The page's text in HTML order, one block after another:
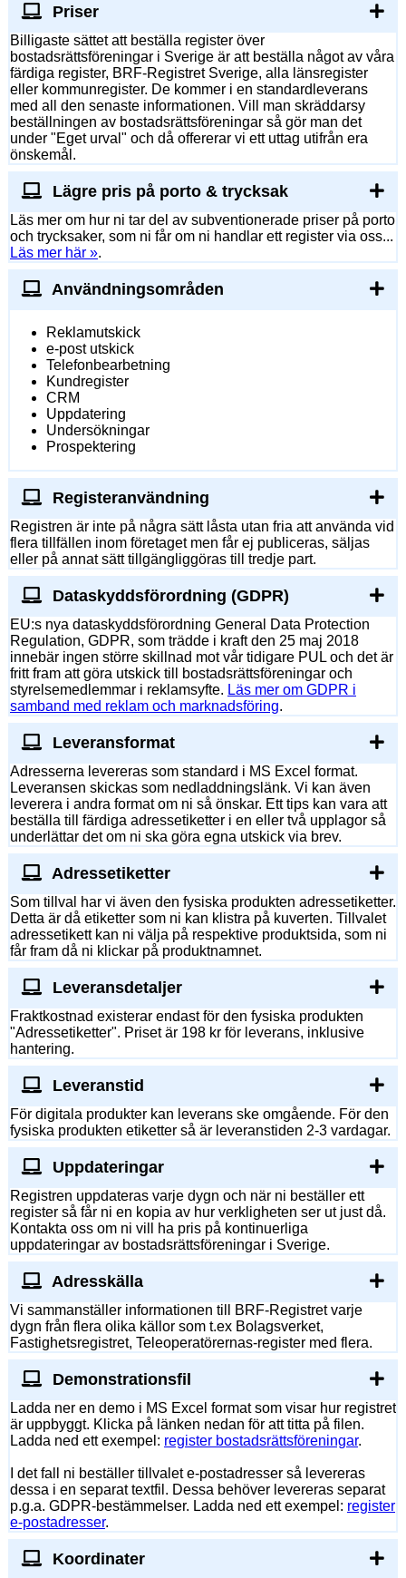
Priser
Billigaste sättet att beställa register över
bostadsrättsföreningar i Sverige är att beställa något av våra
färdiga register, BRF-Registret Sverige, alla länsregister
eller kommunregister. De kommer i en standardleverans
med all den senaste informationen. Vill man skräddarsy
beställningen av bostadsrättsföreningar så gör man det
under "Eget urval" och då offererar vi ett uttag utifrån era
önskemål.
Lägre pris på porto & trycksak
Läs mer om hur ni tar del av subventionerade priser på porto
och trycksaker, som ni får om ni handlar ett register via oss...
Läs mer här ».
Användningsområden
Reklamutskick
e-post utskick
Telefonbearbetning
Kundregister
CRM
Uppdatering
Undersökningar
Prospektering
Registeranvändning
Registren är inte på några sätt låsta utan fria att använda vid
flera tillfällen inom företaget men får ej publiceras, säljas
eller på annat sätt tillgängliggöras till tredje part.
Dataskyddsförordning (GDPR)
EU:s nya dataskyddsförordning General Data Protection
Regulation, GDPR, som trädde i kraft den 25 maj 2018
innebär ingen större skillnad mot vår tidigare PUL och det är
fritt fram att göra utskick till bostadsrättsföreningar och
styrelsemedlemmar i reklamsyfte. Läs mer om GDPR i
samband med reklam och marknadsföring.
Leveransformat
Adresserna levereras som standard i MS Excel format.
Leveransen skickas som nedladdningslänk. Vi kan även
leverera i andra format om ni så önskar. Ett tips kan vara att
beställa till färdiga adressetiketter i en eller två upplagor så
underlättar det om ni ska göra egna utskick via brev.
Adressetiketter
Som tillval har vi även den fysiska produkten adressetiketter.
Detta är då etiketter som ni kan klistra på kuverten. Tillvalet
adressetikett kan ni välja på respektive produktsida, som ni
får fram då ni klickar på produktnamnet.
Leveransdetaljer
Fraktkostnad existerar endast för den fysiska produkten
"Adressetiketter". Priset är 198 kr för leverans, inklusive
hantering.
Leveranstid
För digitala produkter kan leverans ske omgående. För den
fysiska produkten etiketter så är leveranstiden 2-3 vardagar.
Uppdateringar
Registren uppdateras varje dygn och när ni beställer ett
register så får ni en kopia av hur verkligheten ser ut just då.
Kontakta oss om ni vill ha pris på kontinuerliga
uppdateringar av bostadsrättsföreningar i Sverige.
Adresskälla
Vi sammanställer informationen till BRF-Registret varje
dygn från flera olika källor som t.ex Bolagsverket,
Fastighetsregistret, Teleoperatörernas-register med flera.
Demonstrationsfil
Ladda ner en demo i MS Excel format som visar hur registret
är uppbyggt. Klicka på länken nedan för att titta på filen.
Ladda ned ett exempel: register bostadsrättsföreningar.
I det fall ni beställer tillvalet e-postadresser så levereras
dessa i en separat textfil. Dessa behöver levereras separat
p.g.a. GDPR-bestämmelser. Ladda ned ett exempel: register
e-postadresser.
Koordinater